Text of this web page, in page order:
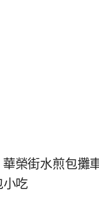
榮街水煎包攤
小吃